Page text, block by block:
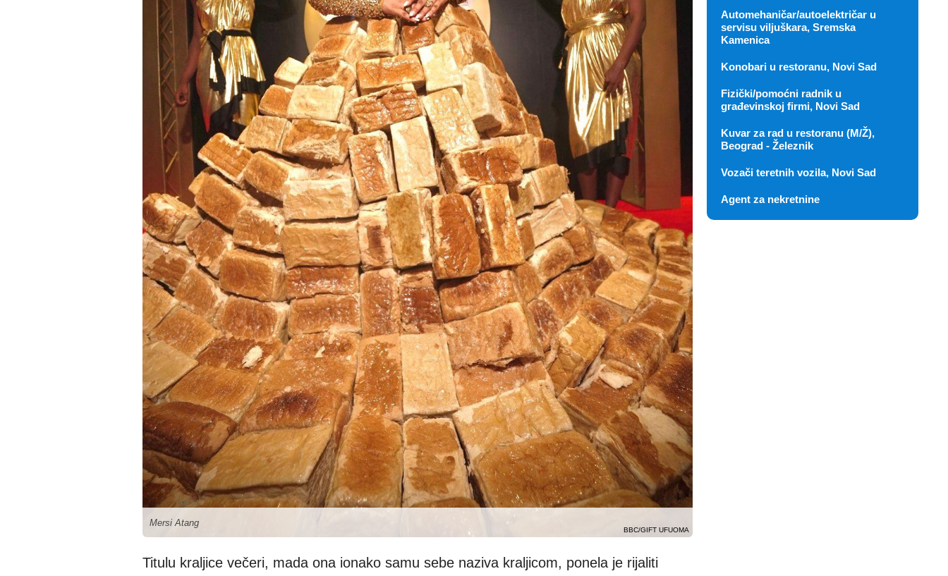
BBC/GIFT UFUOMA
Mersi Atang
Titulu kraljice večeri, mada ona ionako samu sebe naziva kraljicom, ponela je rijaliti
Automehaničar/autoelektričar u
servisu viljuškara, Sremska
Kamenica
Konobari u restoranu, Novi Sad
Fizički/pomoćni radnik u
građevinskoj firmi, Novi Sad
Kuvar za rad u restoranu (M/Ž),
Beograd - Železnik
Vozači teretnih vozila, Novi Sad
Agent za nekretnine